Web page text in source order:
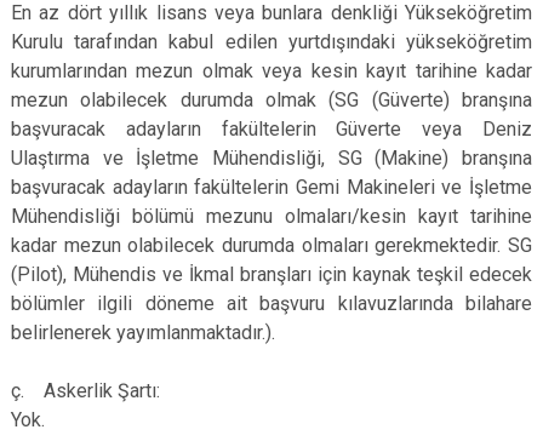
En az dört yıllık lisans veya bunlara denkliği Yükseköğretim
Kurulu tarafından kabul edilen yurtdışındaki yükseköğretim
kurumlarından mezun olmak veya kesin kayıt tarihine kadar
mezun olabilecek durumda olmak (SG (Güverte) branşına
başvuracak adayların fakültelerin Güverte veya Deniz
Ulaştırma ve İşletme Mühendisliği, SG (Makine) branşına
başvuracak adayların fakültelerin Gemi Makineleri ve İşletme
Mühendisliği bölümü mezunu olmaları/kesin kayıt tarihine
kadar mezun olabilecek durumda olmaları gerekmektedir. SG
(Pilot), Mühendis ve İkmal branşları için kaynak teşkil edecek
bölümler ilgili döneme ait başvuru kılavuzlarında bilahare
belirlenerek yayımlanmaktadır.).
ç. Askerlik Şartı:
Yok.